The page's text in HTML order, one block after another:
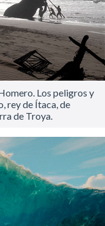
Los peligros y
rey de Ítaca, de
de Troya.